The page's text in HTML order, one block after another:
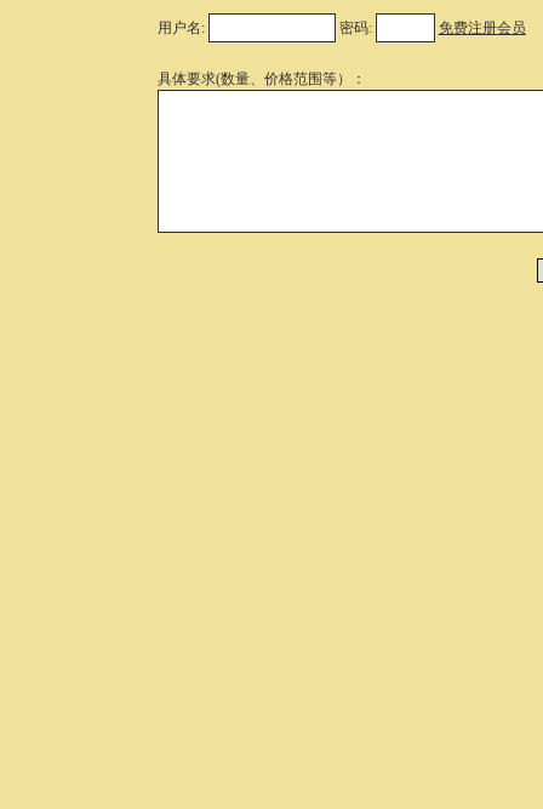
用户名: 密码: 免费注册会员
具体要求(数量、价格范围等）：